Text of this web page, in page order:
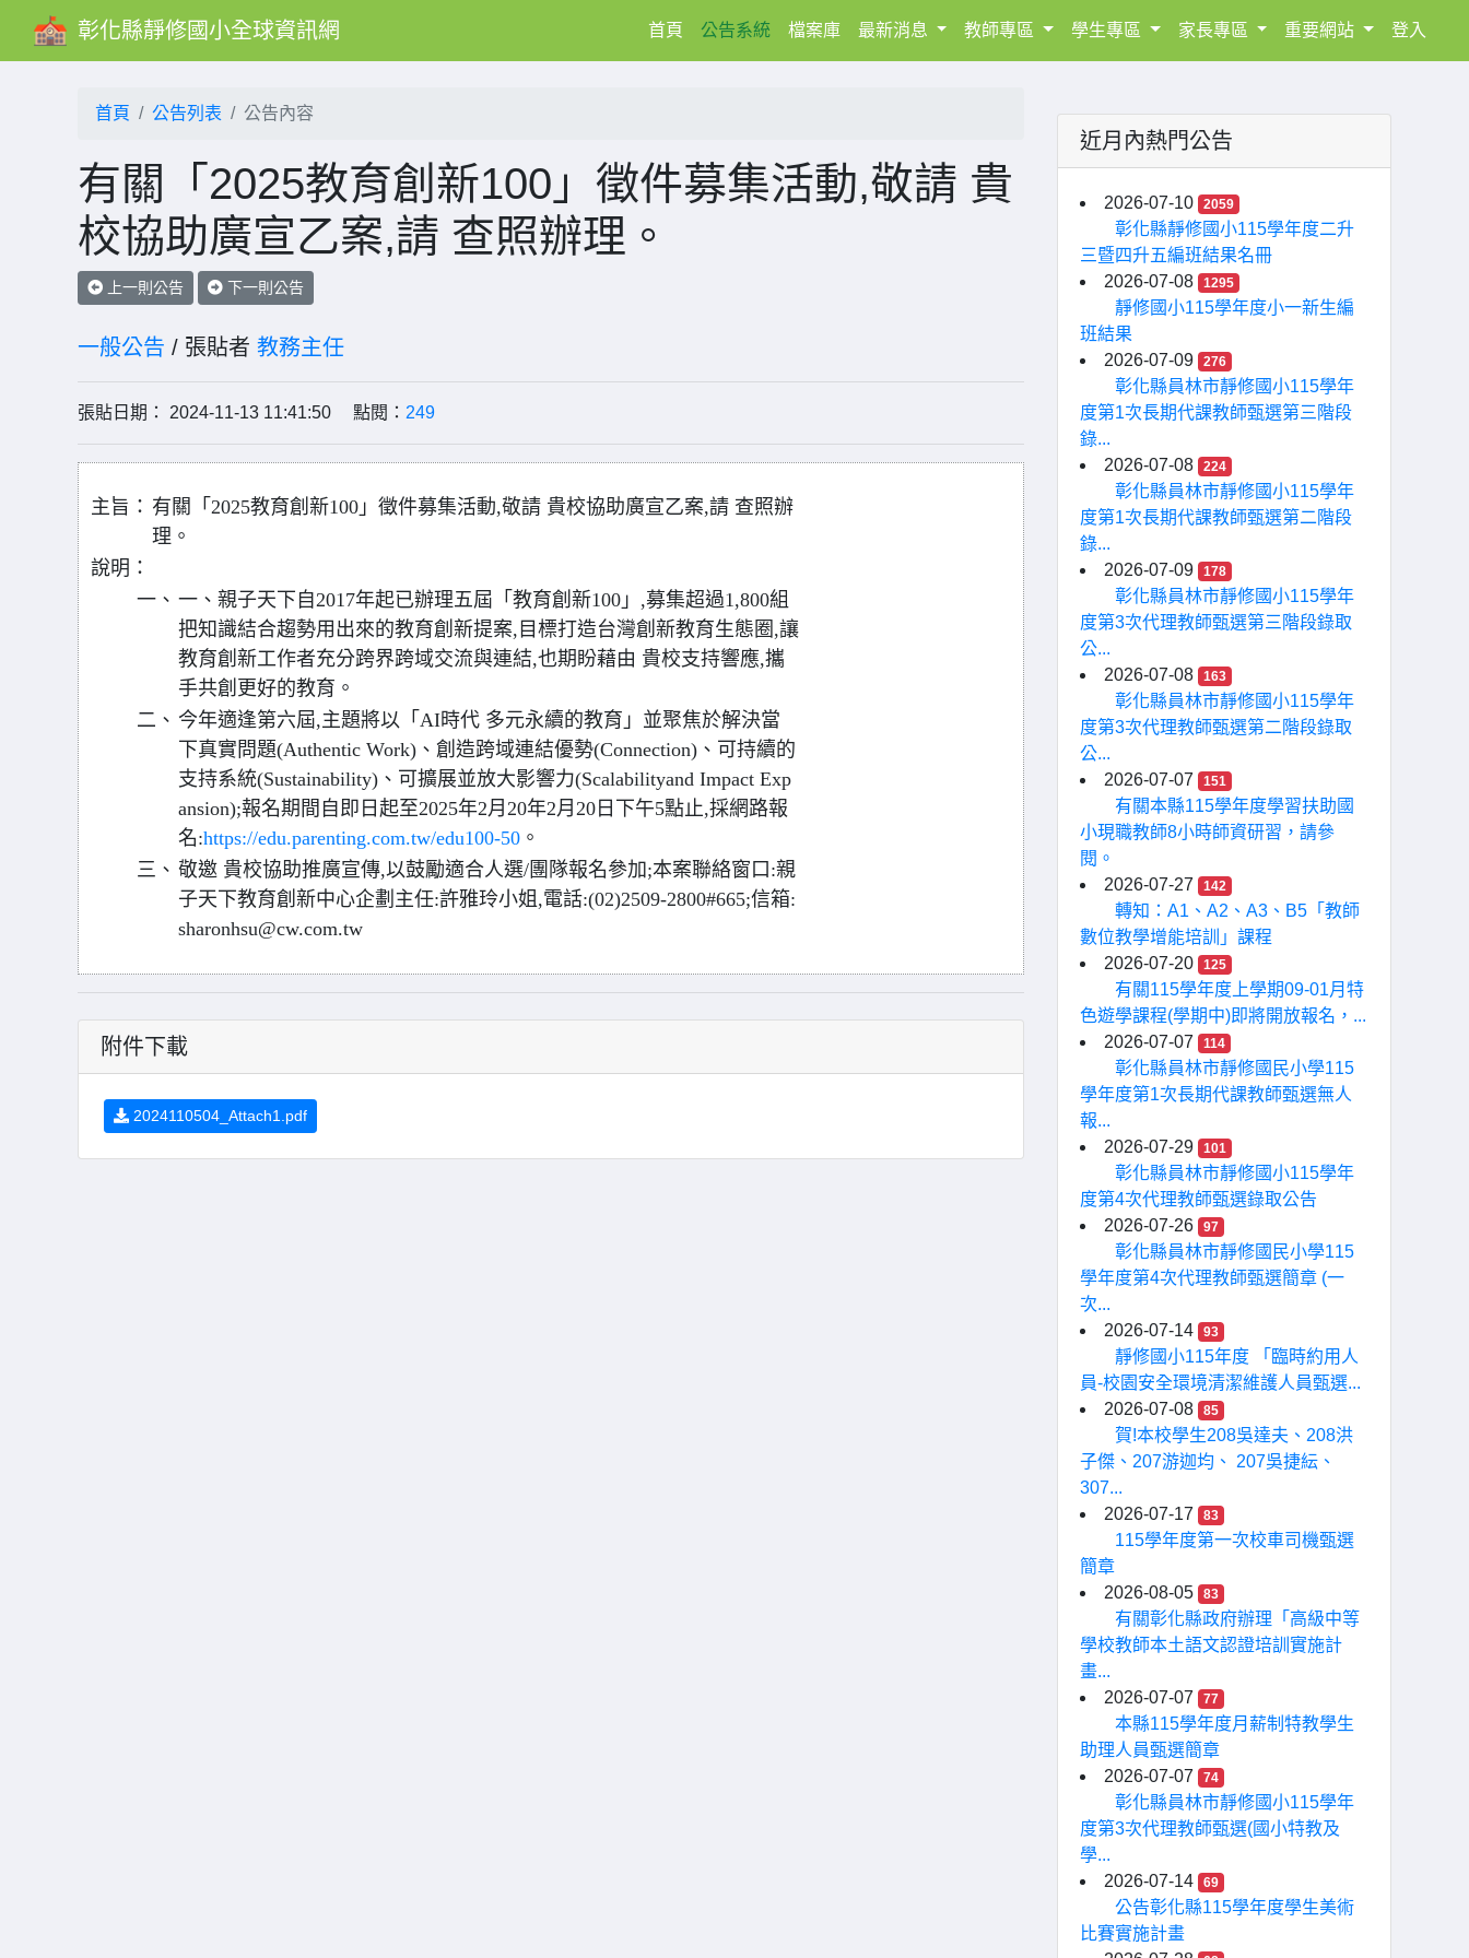
彰化縣靜修國小全球資訊網 首頁(current)
公告系統 檔案庫 最新消息 教師專區 學生專區 家長專區 重要網站 登入
首頁 公告列表 公告內容
有關「2025教育創新100」徵件募集活動,敬請 貴
校協助廣宣乙案,請 查照辦理。
上一則公告 下一則公告
一般公告 / 張貼者 教務主任
張貼日期： 2024-11-13 11:41:50 點閱： 249
主旨： 有關「2025教育創新100」徵件募集活動,敬請 貴校協助廣宣乙案,請 查照辦
理。
說明：
一、 一、親子天下自2017年起已辦理五屆「教育創新100」,募集超過1,800組
把知識結合趨勢用出來的教育創新提案,目標打造台灣創新教育生態圈,讓
教育創新工作者充分跨界跨域交流與連結,也期盼藉由 貴校支持響應,攜
手共創更好的教育。
二、 今年適逢第六屆,主題將以「AI時代 多元永續的教育」並聚焦於解決當
下真實問題(Authentic Work)、創造跨域連結優勢(Connection)、可持續的
支持系統(Sustainability)、可擴展並放大影響力(Scalabilityand Impact Exp
ansion);報名期間自即日起至2025年2月20年2月20日下午5點止,採網路報
名:https://edu.parenting.com.tw/edu100-50 。
三、 敬邀 貴校協助推廣宣傳,以鼓勵適合人選/團隊報名參加;本案聯絡窗口:親
子天下教育創新中心企劃主任:許雅玲小姐,電話:(02)2509-2800#665;信箱:
sharonhsu@cw.com.tw
附件下載
2024110504_Attach1.pdf
近月內熱門公告
2026-07-10 2059
彰化縣靜修國小115學年度二升
三暨四升五編班結果名冊
2026-07-08
1295
靜修國小115學年度小一新生編
班結果
2026-07-09
276
彰化縣員林市靜修國小115學年
度第1次長期代課教師甄選第三階段
錄...
2026-07-08
224
彰化縣員林市靜修國小115學年
度第1次長期代課教師甄選第二階段
錄...
2026-07-09
178
彰化縣員林市靜修國小115學年
度第3次代理教師甄選第三階段錄取
公...
2026-07-08
163
彰化縣員林市靜修國小115學年
度第3次代理教師甄選第二階段錄取
公...
2026-07-07
151
有關本縣115學年度學習扶助國
小現職教師8小時師資研習，請參
閱。
2026-07-27
142
轉知：A1、A2、A3、B5「教師
數位教學增能培訓」課程
2026-07-20
125
有關115學年度上學期09-01月特
色遊學課程(學期中)即將開放報名，...
2026-07-07
114
彰化縣員林市靜修國民小學115
學年度第1次長期代課教師甄選無人
報...
2026-07-29
101
彰化縣員林市靜修國小115學年
度第4次代理教師甄選錄取公告
2026-07-26
97
彰化縣員林市靜修國民小學115
學年度第4次代理教師甄選簡章 (一
次...
2026-07-14
93
靜修國小115年度 「臨時約用人
員-校園安全環境清潔維護人員甄選...
2026-07-08
85
賀!本校學生208吳達夫、208洪
子傑、207游迦均、 207吳捷紜、
307...
2026-07-17
83
115學年度第一次校車司機甄選
簡章
2026-08-05
83
有關彰化縣政府辦理「高級中等
學校教師本土語文認證培訓實施計
畫...
2026-07-07
77
本縣115學年度月薪制特教學生
助理人員甄選簡章
2026-07-07
74
彰化縣員林市靜修國小115學年
度第3次代理教師甄選(國小特教及
學...
2026-07-14
69
公告彰化縣115學年度學生美術
比賽實施計畫